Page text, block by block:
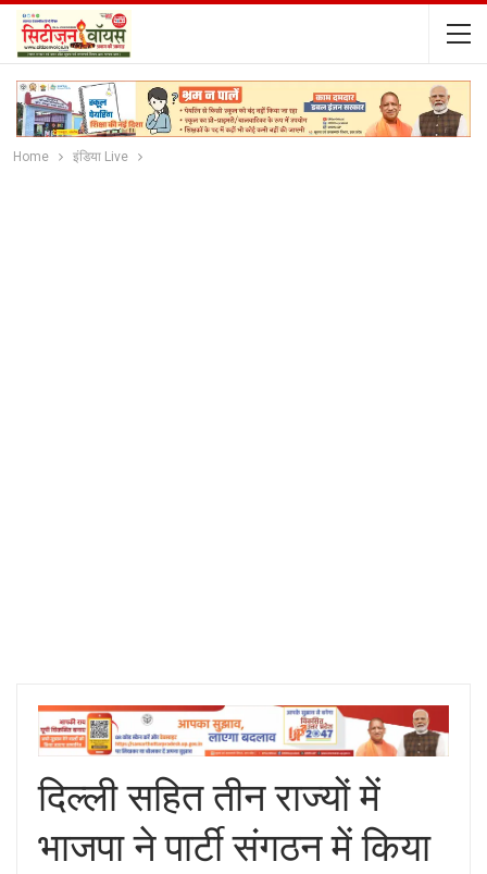
Home इंडिया Live
दिल्ली सहित तीन राज्यों में
भाजपा ने पार्टी संगठन में किया